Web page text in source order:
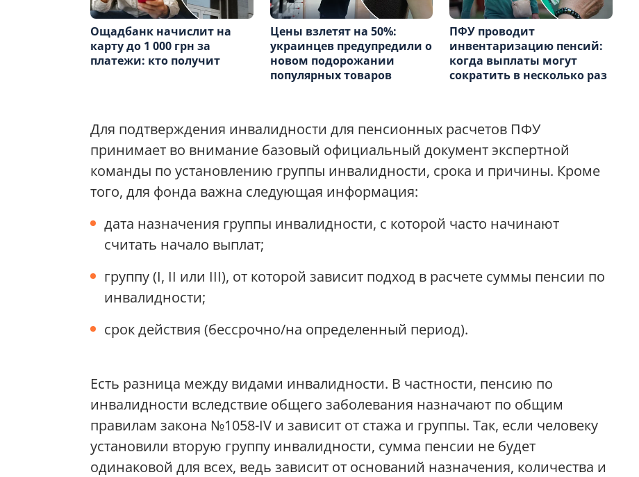
Ощадбанк начислит на
карту до 1 000 грн за
платежи: кто получит
Цены взлетят на 50%:
украинцев предупредили о
новом подорожании
популярных товаров
ПФУ проводит
инвентаризацию пенсий:
когда выплаты могут
сократить в несколько раз
Для подтверждения инвалидности для пенсионных расчетов ПФУ
принимает во внимание базовый официальный документ экспертной
команды по установлению группы инвалидности, срока и причины. Кроме
того, для фонда важна следующая информация:
дата назначения группы инвалидности, с которой часто начинают
считать начало выплат;
группу (I, II или III), от которой зависит подход в расчете суммы пенсии по
инвалидности;
срок действия (бессрочно/на определенный период).
Есть разница между видами инвалидности. В частности, пенсию по
инвалидности вследствие общего заболевания назначают по общим
правилам закона №1058-IV и зависит от стажа и группы. Так, если человеку
установили вторую группу инвалидности, сумма пенсии не будет
одинаковой для всех, ведь зависит от оснований назначения, количества и